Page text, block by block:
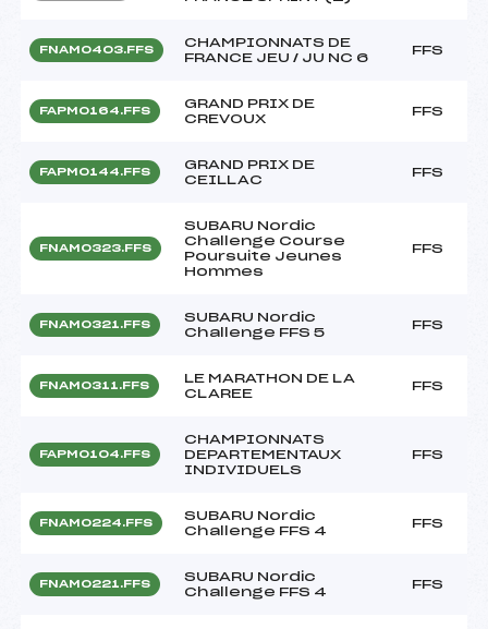
FNAM0403.FFS
CHAMPIONNATS DE
FRANCE JEU / JU NC 6
FFS
FAPM0164.FFS
GRAND PRIX DE
CREVOUX
FFS
FAPM0144.FFS
GRAND PRIX DE
CEILLAC
FFS
FNAM0323.FFS
SUBARU Nordic
Challenge Course
Poursuite Jeunes
Hommes
FFS
FNAM0321.FFS
SUBARU Nordic
Challenge FFS 5
FFS
FNAM0311.FFS
LE MARATHON DE LA
CLAREE
FFS
FAPM0104.FFS
CHAMPIONNATS
DEPARTEMENTAUX
INDIVIDUELS
FFS
FNAM0224.FFS
SUBARU Nordic
Challenge FFS 4
FFS
FNAM0221.FFS
SUBARU Nordic
Challenge FFS 4
FFS